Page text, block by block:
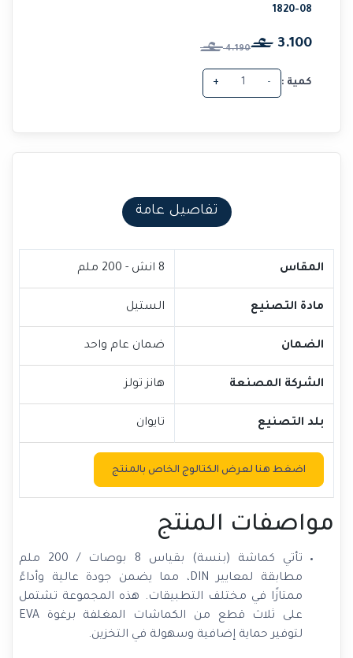
1820-08
3.100
4.190
كمية : -
+
تفاصيل عامة
المقاس 8 انش - 200 ملم
مادة التصنيع الستيل
الضمان ضمان عام واحد
الشركة المصنعة هانز تولز
بلد التصنيع تايوان
اضغط هنا لعرض الكتالوج الخاص بالمنتج
مواصفات المنتج
تأتي كماشة (بنسة) بقياس 8 بوصات / 200 ملم
مطابقة لمعايير DIN، مما يضمن جودة عالية وأداءً
ممتازًا في مختلف التطبيقات. هذه المجموعة تشتمل
على ثلاث قطع من الكماشات المغلفة برغوة EVA
لتوفير حماية إضافية وسهولة في التخزين.